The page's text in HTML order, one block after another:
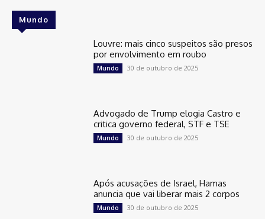
Mundo
Louvre: mais cinco suspeitos são presos
por envolvimento em roubo
Mundo 30 de outubro de 2025
Advogado de Trump elogia Castro e
critica governo federal, STF e TSE
Mundo 30 de outubro de 2025
Após acusações de Israel, Hamas
anuncia que vai liberar mais 2 corpos
Mundo 30 de outubro de 2025